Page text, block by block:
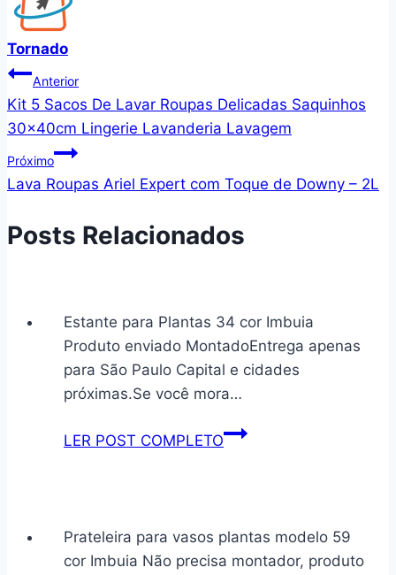
Tornado
Navegação
de
Post
Anterior
Kit 5 Sacos De Lavar Roupas Delicadas Saquinhos
30x40cm Lingerie Lavanderia Lavagem
Próximo
Lava Roupas Ariel Expert com Toque de Downy – 2L
Posts Relacionados
Estante para Plantas 34 cor Imbuia
Produto enviado MontadoEntrega apenas
para São Paulo Capital e cidades
próximas.Se você mora…
LER POST COMPLETOEstante
cor
Imbuia
Prateleira para vasos plantas modelo 59
cor Imbuia Não precisa montador, produto